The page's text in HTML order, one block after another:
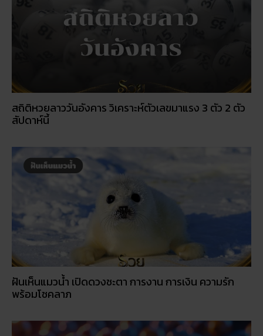
สถิติหวยลาววันอังคาร วิเคราะห์ตัวเลขมาแรง 3 ตัว 2 ตัว
สัปดาห์นี้
ฝันเห็นแมวน้ำ เปิดดวงชะตา การงาน การเงิน ความรัก
พร้อมโชคลาภ